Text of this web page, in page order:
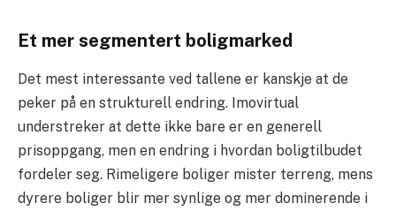
Et mer segmentert boligmarked
Det mest interessante ved tallene er kanskje at de
peker på en strukturell endring. Imovirtual
understreker at dette ikke bare er en generell
prisoppgang, men en endring i hvordan boligtilbudet
fordeler seg. Rimeligere boliger mister terreng, mens
dyrere boliger blir mer synlige og mer dominerende i